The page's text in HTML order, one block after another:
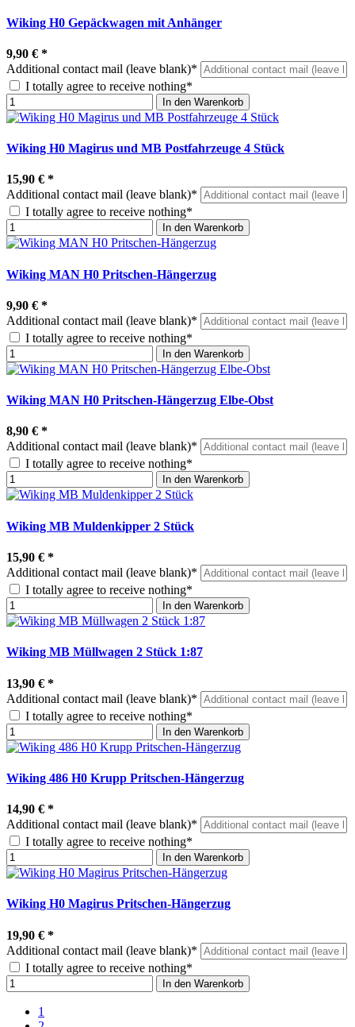
Wiking H0 Gepäckwagen mit Anhänger
9,90 € *
Additional contact mail (leave blank)*
I totally agree to receive nothing*
In den Warenkorb
Wiking H0 Magirus und MB Postfahrzeuge 4 Stück
15,90 € *
Additional contact mail (leave blank)*
I totally agree to receive nothing*
In den Warenkorb
Wiking MAN H0 Pritschen-Hängerzug
9,90 € *
Additional contact mail (leave blank)*
I totally agree to receive nothing*
In den Warenkorb
Wiking MAN H0 Pritschen-Hängerzug Elbe-Obst
8,90 € *
Additional contact mail (leave blank)*
I totally agree to receive nothing*
In den Warenkorb
Wiking MB Muldenkipper 2 Stück
15,90 € *
Additional contact mail (leave blank)*
I totally agree to receive nothing*
In den Warenkorb
Wiking MB Müllwagen 2 Stück 1:87
13,90 € *
Additional contact mail (leave blank)*
I totally agree to receive nothing*
In den Warenkorb
Wiking 486 H0 Krupp Pritschen-Hängerzug
14,90 € *
Additional contact mail (leave blank)*
I totally agree to receive nothing*
In den Warenkorb
Wiking H0 Magirus Pritschen-Hängerzug
19,90 € *
Additional contact mail (leave blank)*
I totally agree to receive nothing*
In den Warenkorb
1